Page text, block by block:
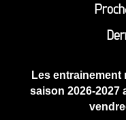
Les
saison 2026-2027